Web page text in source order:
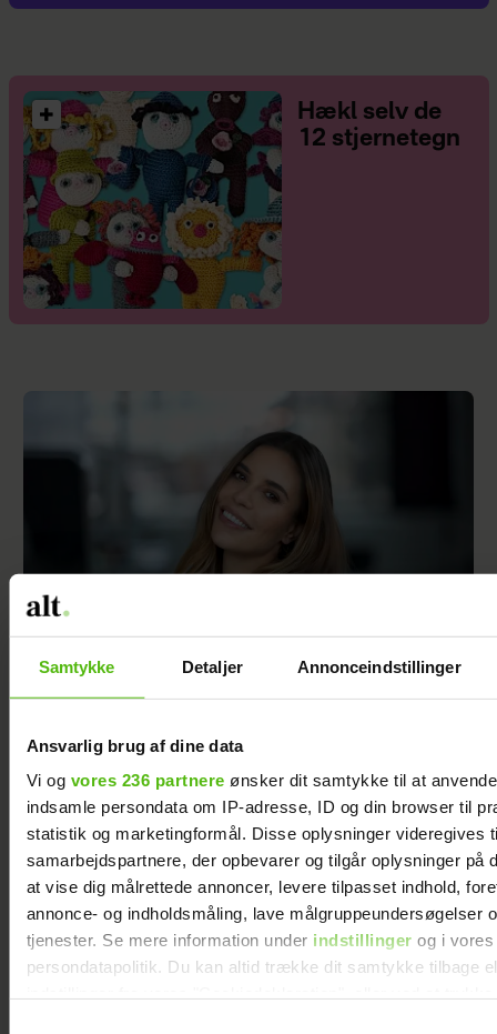
Samtykke Detaljer Annonceindstillinger
Ansvarlig brug af dine data
Vi og vores 236 partnere ønsker dit samtykke til at
indsamle persondata om IP-adresse, ID og din browser til
statistik og marketingformål. Disse oplysninger videregives
samarbejdspartnere, der opbevarer og tilgår oplysninger på
at vise dig målrettede annoncer, levere tilpasset indhold,
annonce- og indholdsmåling, lave målgruppeundersøgelser
tjenester. Se mere information under indstillinger og i vores
persondatapolitik. Du kan altid trække dit samtykke tilbage
Hækl selv de
12 stjernetegn
og Jacob Bruun Larsen venter barn nummer
to